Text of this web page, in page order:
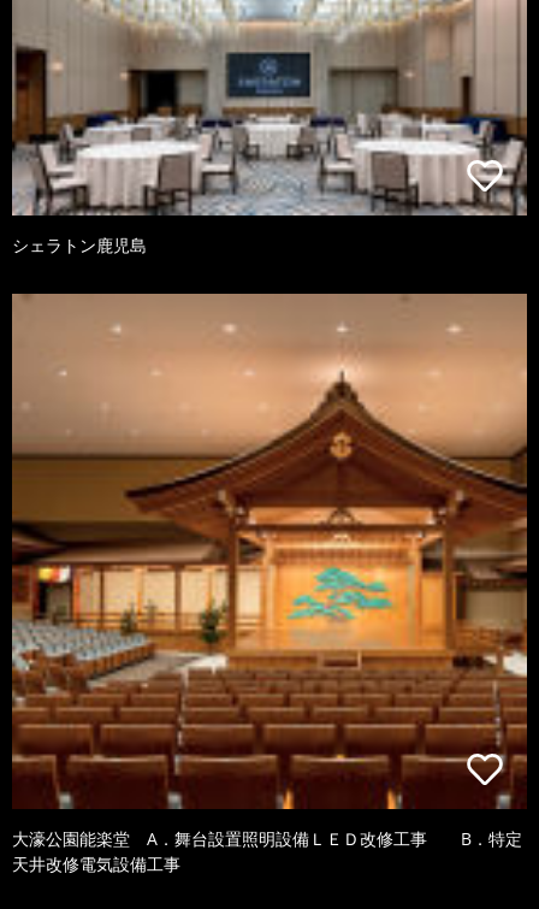
シェラトン鹿児島
大濠公園能楽堂 A．舞台設置照明設備ＬＥＤ改修工事 B．特定
天井改修電気設備工事